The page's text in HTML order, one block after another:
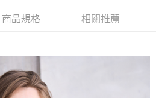
哥付你分期」於每月結算日後寄送繳費提
以上)免運費
商品規格 相關推薦